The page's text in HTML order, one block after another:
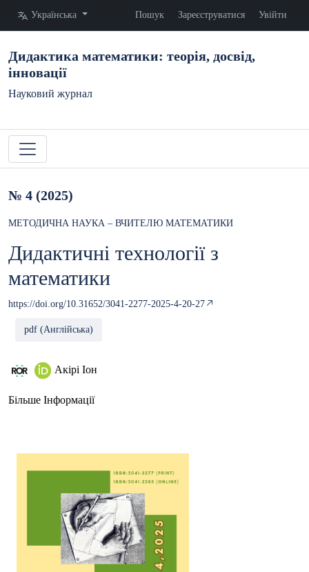
Змінити мову. Поточна мова:
Українська Пошук Зареєструватися Увійти
Дидактика математики: теорія, досвід,
інновації
Науковий журнал
№ 4 (2025)
МЕТОДИЧНА НАУКА – ВЧИТЕЛЮ МАТЕМАТИКИ
Дидактичні технології з
математики
https://doi.org/10.31652/3041-2277-2025-4-20-27
pdf (Англійська)
Акірі Іон
Більше Інформації